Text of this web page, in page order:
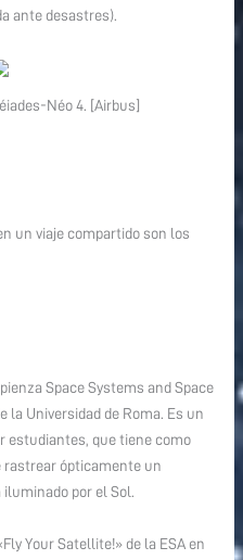
ante desastres).
Néo 4. [Airbus]
un viaje compartido son los
Space Systems and Space
la Universidad de Roma. Es un
estudiantes, que tiene como
rastrear ópticamente un
por el Sol.
Your Satellite!» de la ESA en